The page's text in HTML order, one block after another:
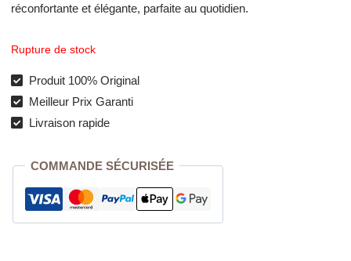
réconfortante et élégante, parfaite au quotidien.
Rupture de stock
Produit 100% Original
Meilleur Prix Garanti
Livraison rapide
COMMANDE SÉCURISÉE